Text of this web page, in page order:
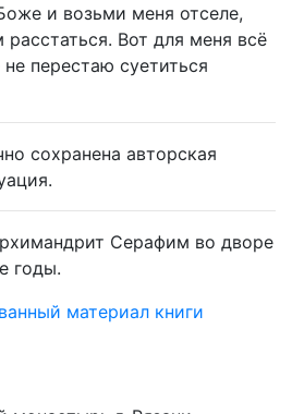
и возьми меня отселе,
Вот для меня всё
перестаю суетиться
сохранена авторская
Серафим во дворе
годы.
материал книги